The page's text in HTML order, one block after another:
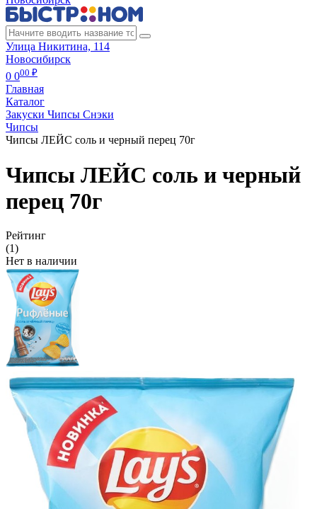
Улица Никитина, 114
Новосибирск
0 000 ₽
Главная
Каталог
Закуски Чипсы Снэки
Чипсы
Чипсы ЛЕЙС соль и черный перец 70г
Чипсы ЛЕЙС соль и черный
перец 70г
Рейтинг
(1)
Нет в наличии